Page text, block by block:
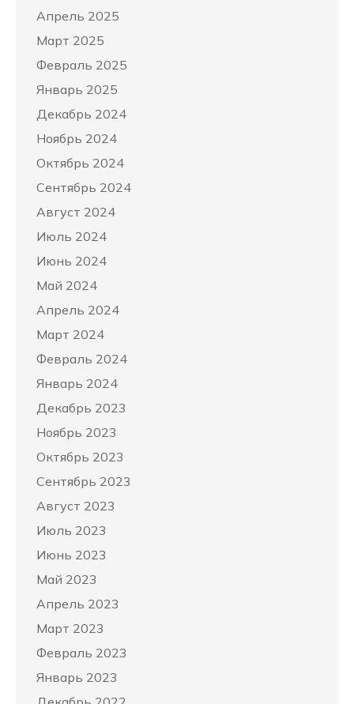
Апрель 2025
Март 2025
Февраль 2025
Январь 2025
Декабрь 2024
Ноябрь 2024
Октябрь 2024
Сентябрь 2024
Август 2024
Июль 2024
Июнь 2024
Май 2024
Апрель 2024
Март 2024
Февраль 2024
Январь 2024
Декабрь 2023
Ноябрь 2023
Октябрь 2023
Сентябрь 2023
Август 2023
Июль 2023
Июнь 2023
Май 2023
Апрель 2023
Март 2023
Февраль 2023
Январь 2023